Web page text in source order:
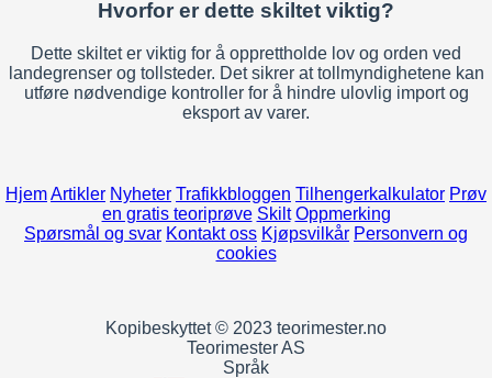
Hvorfor er dette skiltet viktig?
Dette skiltet er viktig for å opprettholde lov og orden ved
landegrenser og tollsteder. Det sikrer at tollmyndighetene kan
utføre nødvendige kontroller for å hindre ulovlig import og
eksport av varer.
HjemArtikler Nyheter Trafikkbloggen Tilhengerkalkulator Prøv
en gratis teoriprøve Skilt Oppmerking
Spørsmål og svar Kontakt oss Kjøpsvilkår Personvern og
cookies
Kopibeskyttet © 2023 teorimester.no
Teorimester AS
Språk